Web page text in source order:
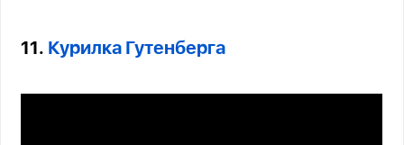
11. Курилка Гутенберга